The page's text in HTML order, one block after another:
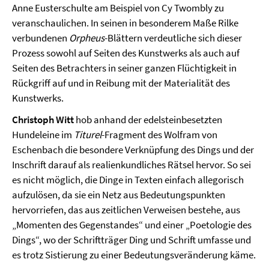
Anne Eusterschulte am Beispiel von Cy Twombly zu
veranschaulichen. In seinen in besonderem Maße Rilke
verbundenen Orpheus-Blättern verdeutliche sich dieser
Prozess sowohl auf Seiten des Kunstwerks als auch auf
Seiten des Betrachters in seiner ganzen Flüchtigkeit in
Rückgriff auf und in Reibung mit der Materialität des
Kunstwerks.
Christoph Witthob anhand der edelsteinbesetzten
Hundeleine im Titurel-Fragment des Wolfram von
Eschenbach die besondere Verknüpfung des Dings und der
Inschrift darauf als realienkundliches Rätsel hervor. So sei
es nicht möglich, die Dinge in Texten einfach allegorisch
aufzulösen, da sie ein Netz aus Bedeutungspunkten
hervorriefen, das aus zeitlichen Verweisen bestehe, aus
„Momenten des Gegenstandes“ und einer „Poetologie des
Dings“, wo der Schriftträger Ding und Schrift umfasse und
es trotz Sistierung zu einer Bedeutungsveränderung käme.